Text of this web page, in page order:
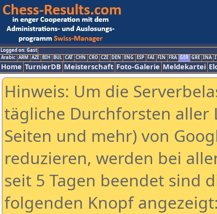
Logged on: Gast
Arabic ARM AZE BIH BUL CAT CHN CRO CZE DEN ENG ESP FAI FIN FRA GER GRE INA
Home TurnierDB Meisterschaft Foto-Galerie Meldekartei
Hinweis: Um die
tägliche Durchforsten aller
Seiten und mehr) von
reduzieren, werden bei
seit 5 Tagen beendet sind
folgenden Knopf